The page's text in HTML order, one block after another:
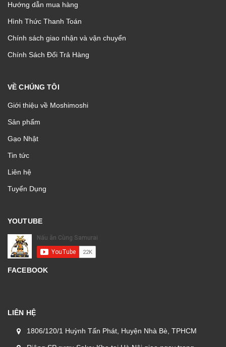
Hướng dẫn mua hàng
Hình Thức Thanh Toán
Chính sách giao nhận và vận chuyển
Chính Sách Đổi Trả Hàng
VỀ CHÚNG TÔI
Giới thiệu về Moshimoshi
Sản phẩm
Gạo Nhật
Tin tức
Liên hệ
Tuyển Dụng
YOUTUBE
FACEBOOK
LIÊN HỆ
1806/120/1 Huỳnh Tấn Phát, Huyện Nhà Bè, TPHCM